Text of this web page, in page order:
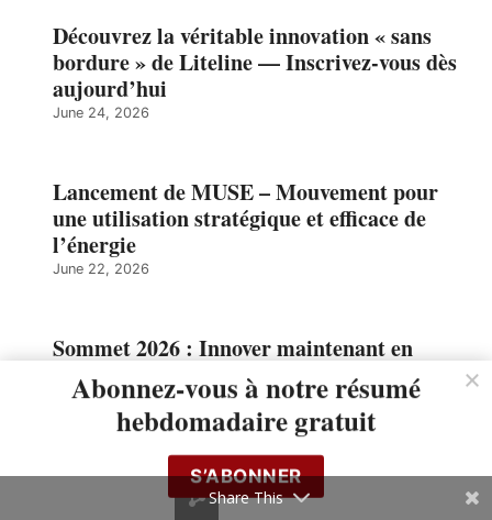
Découvrez la véritable innovation « sans
bordure » de Liteline — Inscrivez-vous dès
aujourd’hui
June 24, 2026
Lancement de MUSE – Mouvement pour
une utilisation stratégique et efficace de
l’énergie
June 22, 2026
Sommet 2026 : Innover maintenant en
construction pour les infrastructures
publiques de demain
June 18, 2026
COMMUNIQUÉ : Énergie renouvelable
Abonnez-vous à notre résumé
hebdomadaire gratuit
S’ABONNER
Share This